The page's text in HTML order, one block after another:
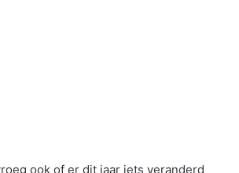
ook of er dit jaar iets veranderd